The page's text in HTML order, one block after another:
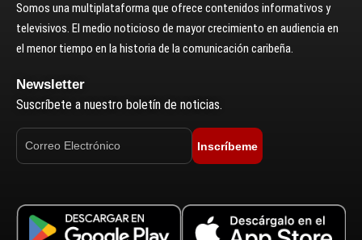
Somos una multiplataforma que ofrece contenidos informativos y
televisivos. El medio noticioso de mayor crecimiento en audiencia en
el menor tiempo en la historia de la comunicación caribeña.
Newsletter
Suscríbete a nuestro boletín de noticias.
Inscríbeme